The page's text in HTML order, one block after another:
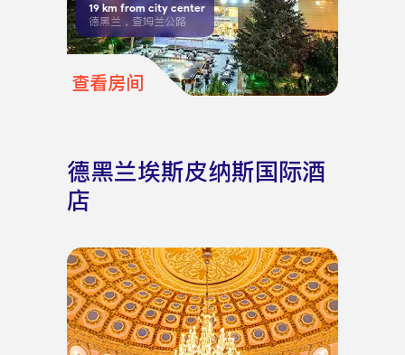
19km from city center
德黑兰，查姆兰公路
查看房间
德黑兰埃斯皮纳斯国际酒
店